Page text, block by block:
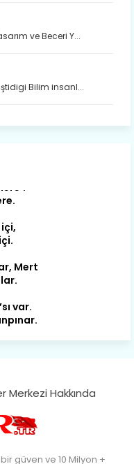
ve Beceri Y...
Bilim insanl...
?
Mert
var.
Tarih
çok
genç
öğüt,
Merkezi Hakkında
güven ve 10 Milyon +